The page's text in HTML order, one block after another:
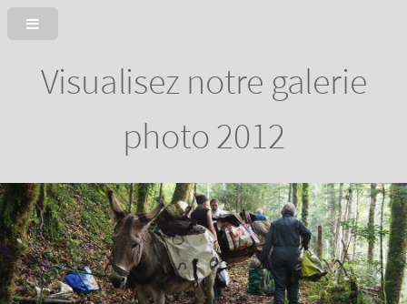
Visualisez notre galerie
photo 2012